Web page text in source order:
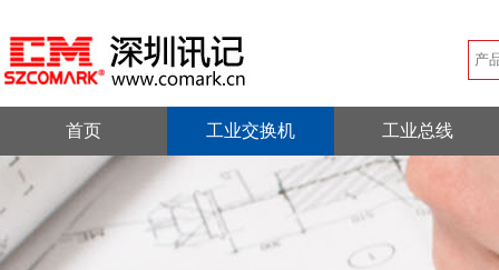
首页 工业交换机 工业总线